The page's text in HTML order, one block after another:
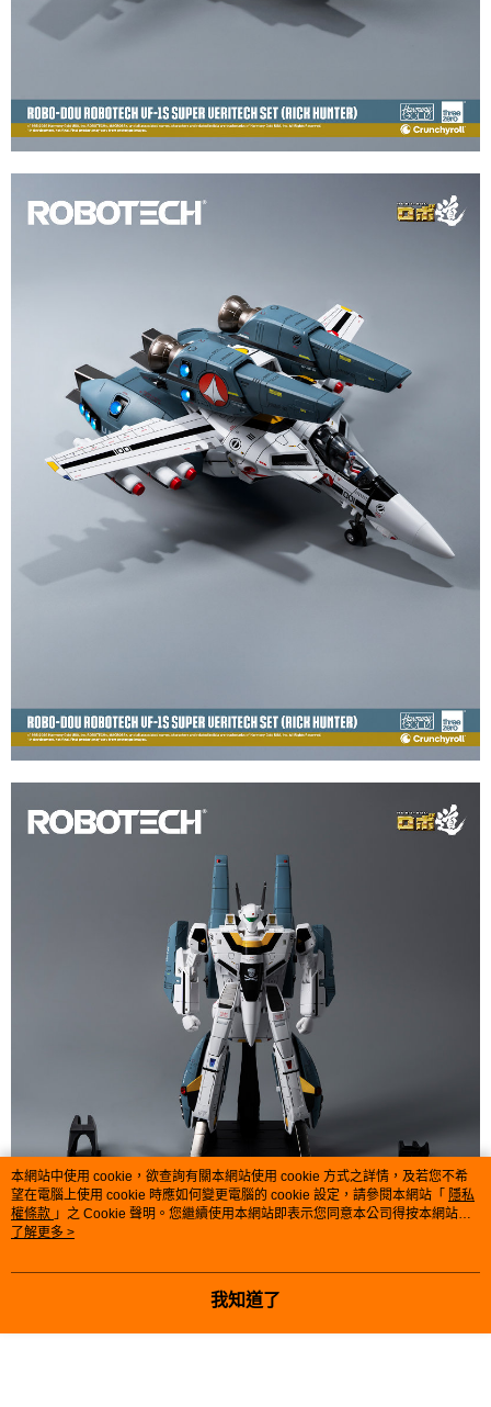
本網站中使用 cookie，欲查詢有關本網站使用 cookie 方式之詳情，及若您不希
望在電腦上使用 cookie 時應如何變更電腦的 cookie 設定，請參閱本網站「 隱私
權條款 」之 Cookie 聲明。您繼續使用本網站即表示您同意本公司得按本網站使
用條款之 Cookie 聲明使用 cookie。
了解更多 >
我知道了